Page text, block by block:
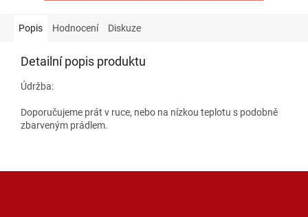
Popis Hodnocení Diskuze
Detailní popis produktu
Údržba:
Doporučujeme prát v ruce, nebo na nízkou teplotu s podobně
zbarveným prádlem.